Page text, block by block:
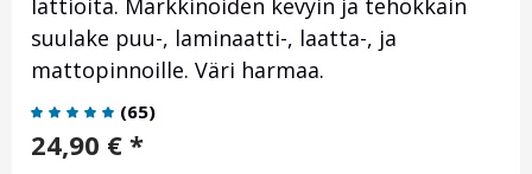
lattioita. Markkinoiden kevyin ja tehokkain
suulake puu-, laminaatti-, laatta-, ja
mattopinnoille. Väri harmaa.
(65)
24,90 € *